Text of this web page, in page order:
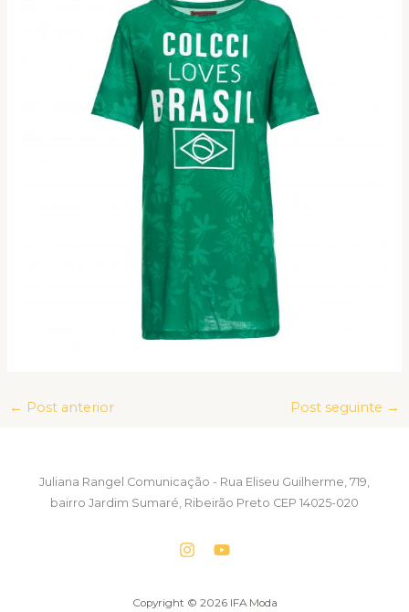
← Post anterior Post seguinte →
Juliana Rangel Comunicação - Rua Eliseu Guilherme, 719,
bairro Jardim Sumaré, Ribeirão Preto CEP 14025-020
Copyright © 2026 IFA Moda